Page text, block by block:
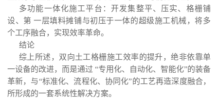
多功能一体化施工平台：开发集整平、压实、格栅铺
设、第 一层填料摊铺与初压于一体的超级施工机械，将多
个工序融合，实现效率革命。
结论
综上所述，双向土工格栅施工效率的提升，绝非依靠单
一设备的改进，而是通过 “专用化、自动化、智能化”的装备
革新，与“标准化、流程化、协同化”的工艺再造深度融合，
所形成的一套系统性解决方案。